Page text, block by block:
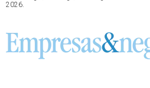
2026.